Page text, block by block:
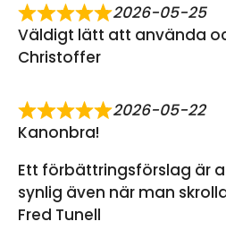
2026-05-25
Väldigt lätt att använda
Christoffer
2026-05-22
Kanonbra!
Ett förbättringsförslag är
synlig även när man
Fred Tunell